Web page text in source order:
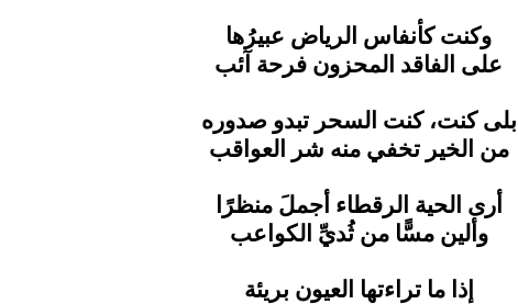
وكنت كأنفاس الرياض عبيرُها
على الفاقد المحزون فرحة آئب
بلى كنت، كنت السحر تبدو صدوره
من الخير تخفي منه شر العواقب
أرى الحية الرقطاء أجملَ منظرًا
وألين مسًّا من ثُديِّ الكواعب
إذا ما تراءتها العيون بريئة